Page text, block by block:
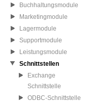
Buchhaltungsmodule
Marketingmodule
Lagermodule
Supportmodule
Leistungsmodule
Schnittstellen
Exchange
Schnittstelle
ODBC-Schnittstelle